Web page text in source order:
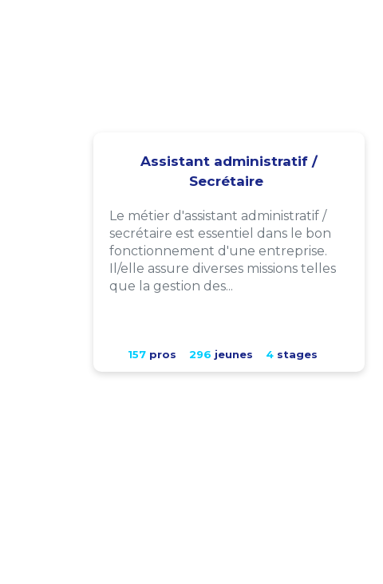
Assistant administratif /
Secrétaire
Le métier d'assistant administratif /
secrétaire est essentiel dans le bon
fonctionnement d'une entreprise.
Il/elle assure diverses missions telles
que la gestion des...
157 pros 296 jeunes 4 stages